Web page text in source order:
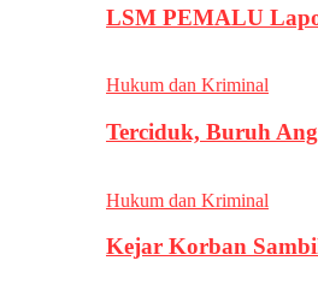
LSM PEMALU
Hukum dan Kriminal
Terciduk, Buruh
Hukum dan Kriminal
Kejar Korban